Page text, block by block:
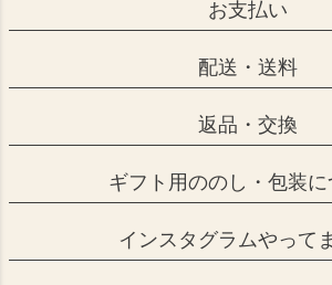
お支払い
配送・送料
返品・交換
ギフト用ののし・包装に
インスタグラムやって